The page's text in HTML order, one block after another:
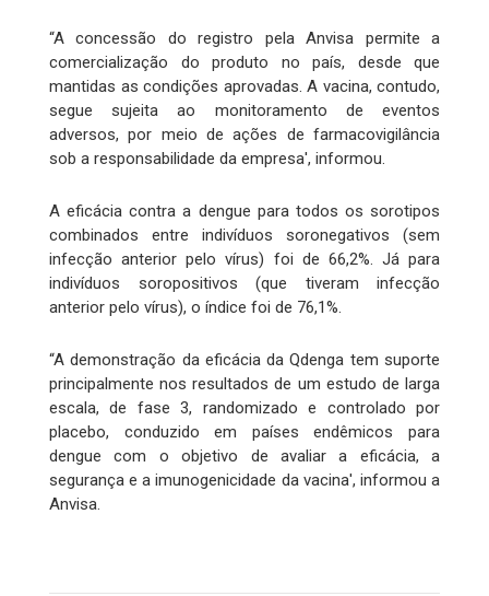
“A concessão do registro pela Anvisa permite a
comercialização do produto no país, desde que
mantidas as condições aprovadas. A vacina, contudo,
segue sujeita ao monitoramento de eventos
adversos, por meio de ações de farmacovigilância
sob a responsabilidade da empresa', informou.
A eficácia contra a dengue para todos os sorotipos
combinados entre indivíduos soronegativos (sem
infecção anterior pelo vírus) foi de 66,2%. Já para
indivíduos soropositivos (que tiveram infecção
anterior pelo vírus), o índice foi de 76,1%.
“A demonstração da eficácia da Qdenga tem suporte
principalmente nos resultados de um estudo de larga
escala, de fase 3, randomizado e controlado por
placebo, conduzido em países endêmicos para
dengue com o objetivo de avaliar a eficácia, a
segurança e a imunogenicidade da vacina', informou a
Anvisa.